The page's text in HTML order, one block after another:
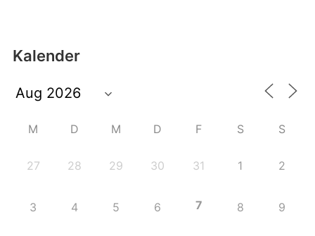
Kalender
M D M D F S S
27 28 29 30 31 1 2
3 4 5 6 7 8 9